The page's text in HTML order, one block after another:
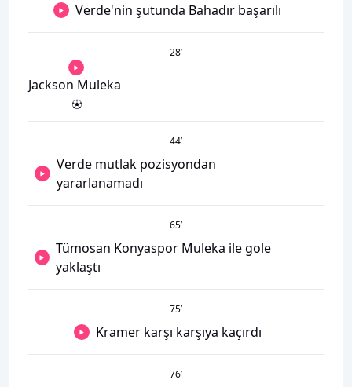
Verde'nin şutunda Bahadır başarılı
28’
Jackson Muleka
44’
Verde mutlak pozisyondan
yararlanamadı
65’
Tümosan Konyaspor Muleka ile gole
yaklaştı
75’
Kramer karşı karşıya kaçırdı
76’